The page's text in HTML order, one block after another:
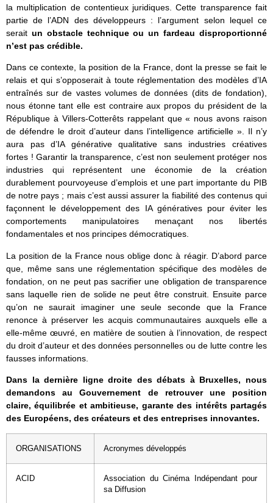
la multiplication de contentieux juridiques. Cette transparence fait
partie de l’ADN des développeurs : l’argument selon lequel ce
serait un obstacle technique ou un fardeau disproportionné
n’est pas crédible.
Dans ce contexte, la position de la France, dont la presse se fait le
relais et qui s’opposerait à toute réglementation des modèles d’IA
entraînés sur de vastes volumes de données (dits de fondation),
nous étonne tant elle est contraire aux propos du président de la
République à Villers-Cotterêts rappelant que « nous avons raison
de défendre le droit d’auteur dans l’intelligence artificielle ». Il n’y
aura pas d’IA générative qualitative sans industries créatives
fortes ! Garantir la transparence, c’est non seulement protéger nos
industries qui représentent une économie de la création
durablement pourvoyeuse d’emplois et une part importante du PIB
de notre pays ; mais c’est aussi assurer la fiabilité des contenus qui
façonnent le développement des IA génératives pour éviter les
comportements manipulatoires menaçant nos libertés
fondamentales et nos principes démocratiques.
La position de la France nous oblige donc à réagir. D’abord parce
que, même sans une réglementation spécifique des modèles de
fondation, on ne peut pas sacrifier une obligation de transparence
sans laquelle rien de solide ne peut être construit. Ensuite parce
qu’on ne saurait imaginer une seule seconde que la France
renonce à préserver les acquis communautaires auxquels elle a
elle-même œuvré, en matière de soutien à l’innovation, de respect
du droit d’auteur et des données personnelles ou de lutte contre les
fausses informations.
Dans la dernière ligne droite des débats à Bruxelles, nous
demandons au Gouvernement de retrouver une position
claire, équilibrée et ambitieuse, garante des intérêts partagés
des Européens, des créateurs et des entreprises innovantes.
ORGANISATIONS Acronymes développés
ACID
Association du Cinéma Indépendant pour
sa Diffusion